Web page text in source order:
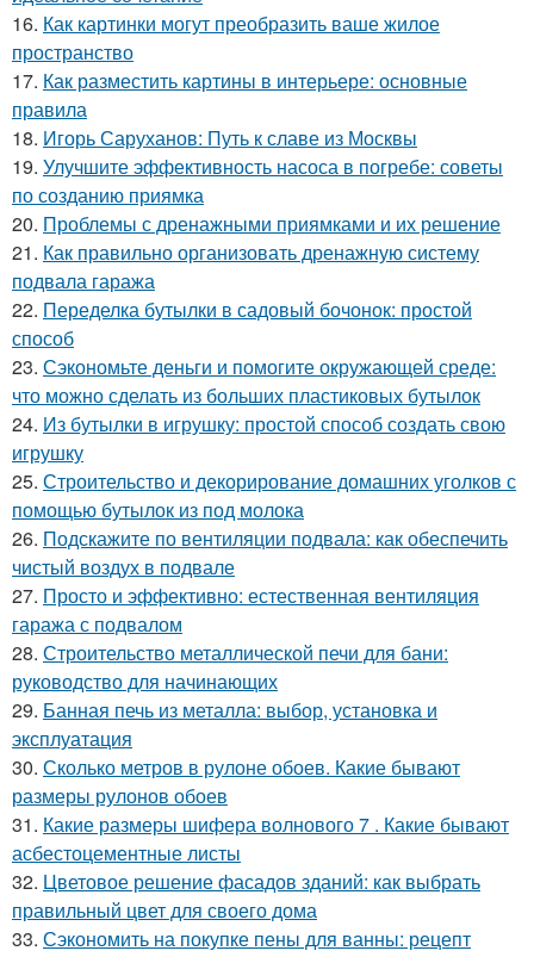
16. Как картинки могут преобразить ваше жилое
пространство
17. Как разместить картины в интерьере: основные
правила
18. Игорь Саруханов: Путь к славе из Москвы
19. Улучшите эффективность насоса в погребе: советы
по созданию приямка
20. Проблемы с дренажными приямками и их решение
21. Как правильно организовать дренажную систему
подвала гаража
22. Переделка бутылки в садовый бочонок: простой
способ
23. Сэкономьте деньги и помогите окружающей среде:
что можно сделать из больших пластиковых бутылок
24. Из бутылки в игрушку: простой способ создать свою
игрушку
25. Строительство и декорирование домашних уголков с
помощью бутылок из под молока
26. Подскажите по вентиляции подвала: как обеспечить
чистый воздух в подвале
27. Просто и эффективно: естественная вентиляция
гаража с подвалом
28. Строительство металлической печи для бани:
руководство для начинающих
29. Банная печь из металла: выбор, установка и
эксплуатация
30. Сколько метров в рулоне обоев. Какие бывают
размеры рулонов обоев
31. Какие размеры шифера волнового 7 . Какие бывают
асбестоцементные листы
32. Цветовое решение фасадов зданий: как выбрать
правильный цвет для своего дома
33. Сэкономить на покупке пены для ванны: рецепт